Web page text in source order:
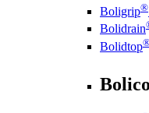
Boligrip®
Bolidrain
Bolidtop